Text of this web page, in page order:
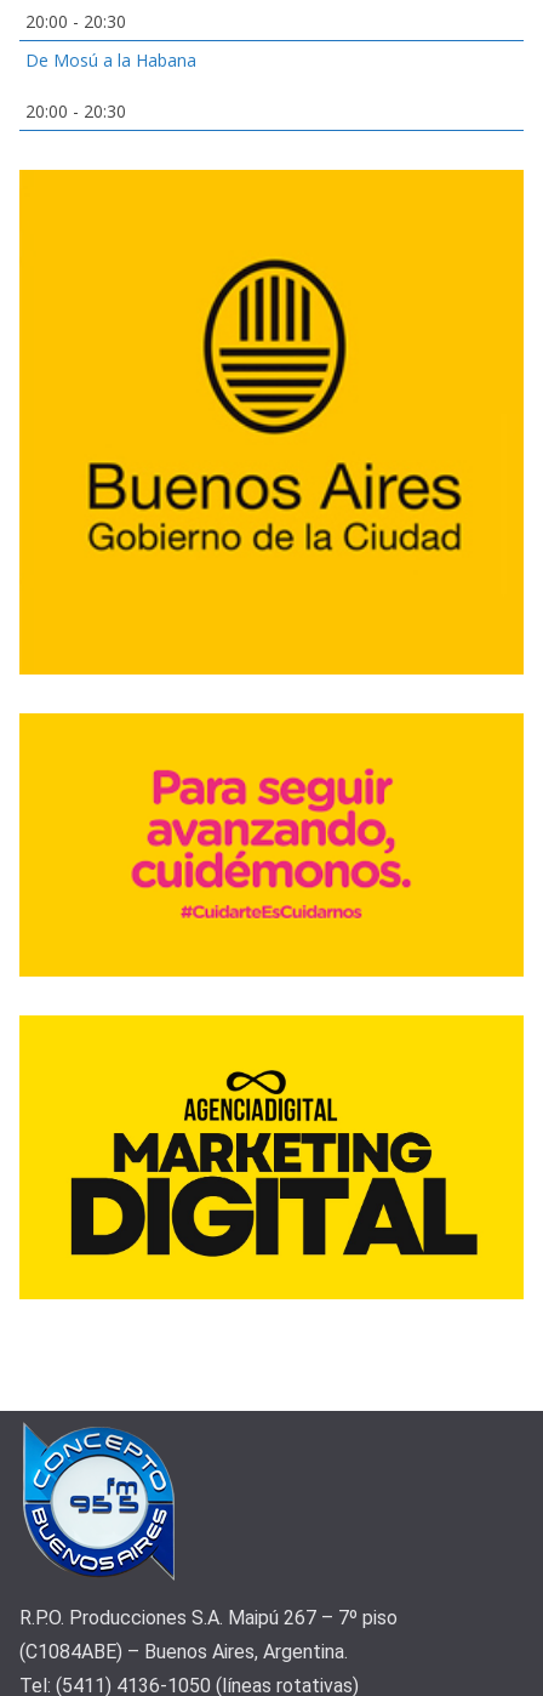
20:00 - 20:30
De Mosú a la Habana
20:00 - 20:30
R.P.O. Producciones S.A. Maipú 267 – 7º piso
(C1084ABE) – Buenos Aires, Argentina.
Tel: (5411) 4136-1050 (líneas rotativas)